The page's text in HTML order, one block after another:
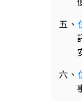
五、
六、